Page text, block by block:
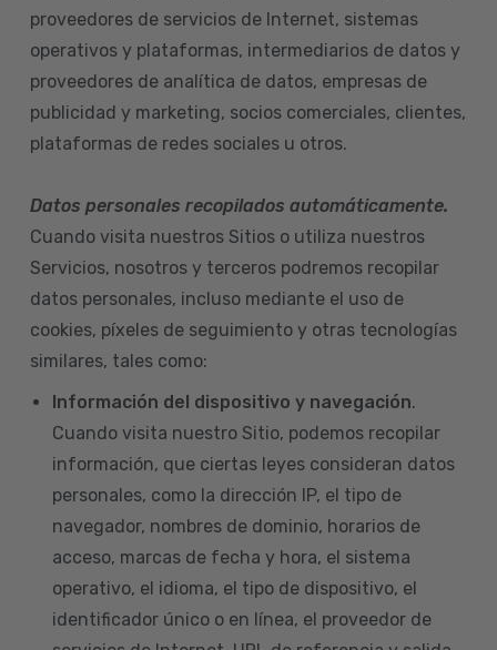
proveedores de servicios de Internet, sistemas
operativos y plataformas, intermediarios de datos y
proveedores de analítica de datos, empresas de
publicidad y marketing, socios comerciales, clientes,
plataformas de redes sociales u otros.
Datos personales recopilados automáticamente.
Cuando visita nuestros Sitios o utiliza nuestros
Servicios, nosotros y terceros podremos recopilar
datos personales, incluso mediante el uso de
cookies, píxeles de seguimiento y otras tecnologías
similares, tales como:
Información del dispositivo y navegación.
Cuando visita nuestro Sitio, podemos recopilar
información, que ciertas leyes consideran datos
personales, como la dirección IP, el tipo de
navegador, nombres de dominio, horarios de
acceso, marcas de fecha y hora, el sistema
operativo, el idioma, el tipo de dispositivo, el
identificador único o en línea, el proveedor de